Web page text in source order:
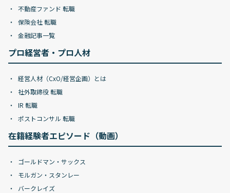
不動産ファンド 転職
保険会社 転職
金融記事一覧
プロ経営者・プロ人材
経営人材（CxO/経営企画）とは
社外取締役 転職
IR 転職
ポストコンサル 転職
在籍経験者エピソード（動画）
ゴールドマン・サックス
モルガン・スタンレー
バークレイズ